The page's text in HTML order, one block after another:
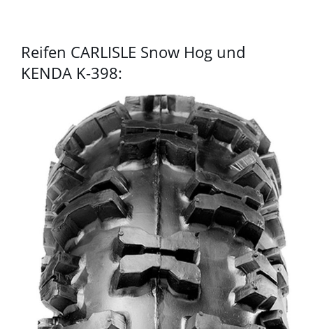
Reifen CARLISLE Snow Hog und
KENDA K-398: